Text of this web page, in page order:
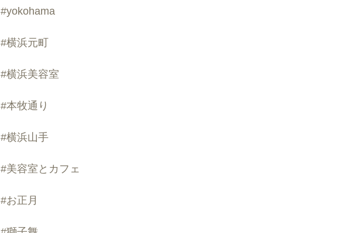
#yokohama
#横浜元町
#横浜美容室
#本牧通り
#横浜山手
#美容室とカフェ
#お正月